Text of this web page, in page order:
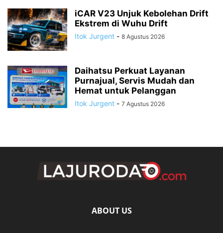
iCAR V23 Unjuk Kebolehan Drift
Ekstrem di Wuhu Drift
Itok Jurgent - 8 Agustus 2026
Daihatsu Perkuat Layanan
Purnajual, Servis Mudah dan
Hemat untuk Pelanggan
Itok Jurgent - 7 Agustus 2026
ABOUT US